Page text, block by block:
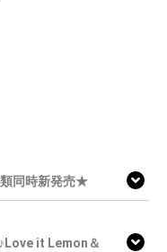
類同時新発売★
it Lemon＆